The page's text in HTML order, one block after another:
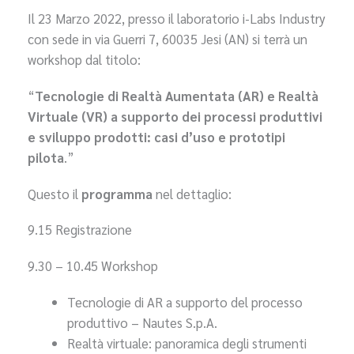
Il 23 Marzo 2022, presso il laboratorio i-Labs Industry
con sede in via Guerri 7, 60035 Jesi (AN) si terrà un
workshop dal titolo:
“Tecnologie di Realtà Aumentata (AR) e Realtà
Virtuale (VR) a supporto dei processi produttivi
e sviluppo prodotti: casi d’uso e prototipi
pilota.”
Questo il programma nel dettaglio:
9.15 Registrazione
9.30 – 10.45 Workshop
Tecnologie di AR a supporto del processo
produttivo – Nautes S.p.A.
Realtà virtuale: panoramica degli strumenti